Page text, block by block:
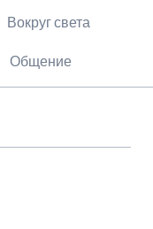
Вокруг света
Общение